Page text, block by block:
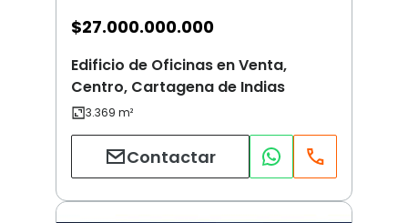
$27.000.000.000
Edificio de Oficinas en Venta,
Centro, Cartagena de Indias
Contactar